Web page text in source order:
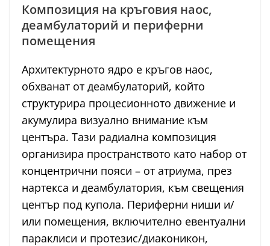
Композиция на кръговия наос,
деамбулаторий и периферни
помещения
Архитектурното ядро е кръгов наос,
обхванат от деамбулаторий, който
структурира процесионното движение и
акумулира визуално внимание към
центъра. Тази радиална композиция
организира пространството като набор от
концентрични пояси – от атриума, през
нартекса и деамбулатория, към свещения
център под купола. Периферни ниши и/
или помещения, включително евентуални
параклиси и протезис/диаконикон,